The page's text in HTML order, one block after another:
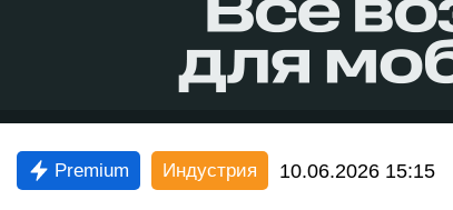
Premium Индустрия 10.06.2026 15:15